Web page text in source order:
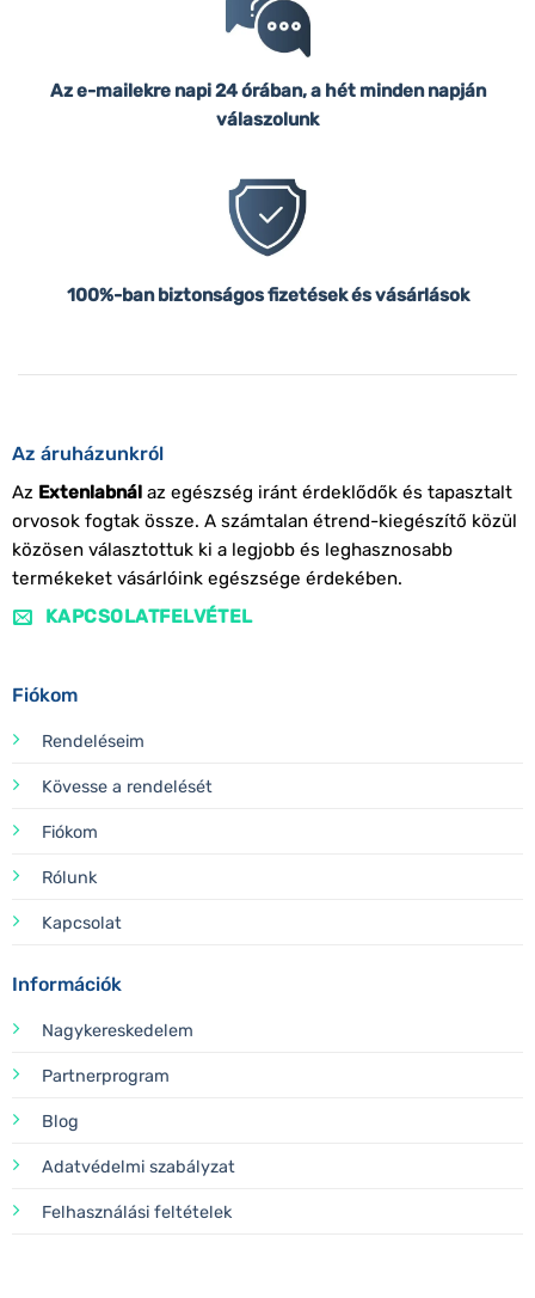
Az e-mailekre napi 24 órában, a hét minden napján
válaszolunk
100%-ban biztonságos fizetések és vásárlások
Az áruházunkról
Az Extenlabnálaz egészség iránt érdeklődők és tapasztalt
orvosok fogtak össze. A számtalan étrend-kiegészítő közül
közösen választottuk ki a legjobb és leghasznosabb
termékeket vásárlóink egészsége érdekében.
KAPCSOLATFELVÉTEL
Fiókom
Rendeléseim
Kövesse a rendelését
Fiókom
Rólunk
Kapcsolat
Információk
Nagykereskedelem
Partnerprogram
Blog
Adatvédelmi szabályzat
Felhasználási feltételek